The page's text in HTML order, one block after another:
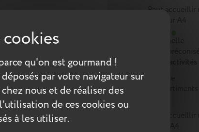
qu'on est gourmand !
par votre navigateur sur
nous et de réaliser des
de ces cookies ou
à les utiliser.
Peut accueillir
de la famille L'école des
étoiles multicolores, il
idéal de votre
le sac à dos
de bouteilles en
en cas de pluies f